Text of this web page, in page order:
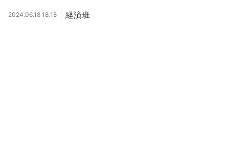
2024.06.18 18:18 経済班